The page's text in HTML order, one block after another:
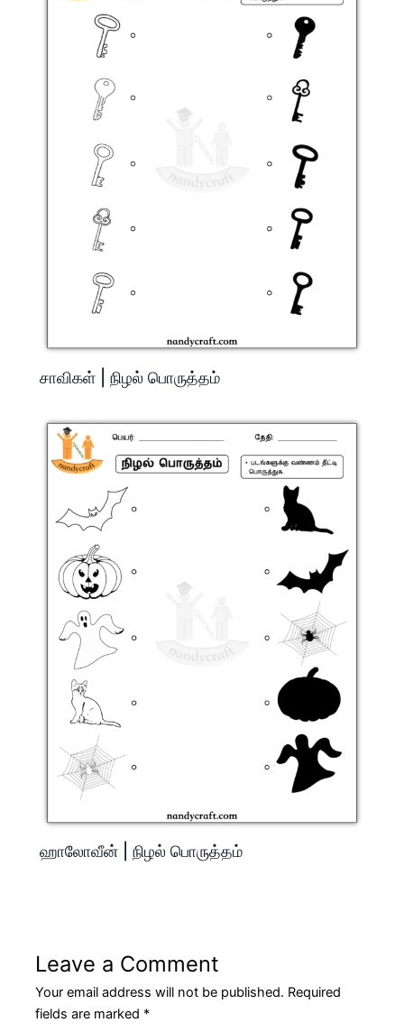
சாவிகள் | நிழல் பொருத்தம்
ஹாலோவீன் | நிழல் பொருத்தம்
Leave a Comment
Your email address will not be published. Required
fields are marked *